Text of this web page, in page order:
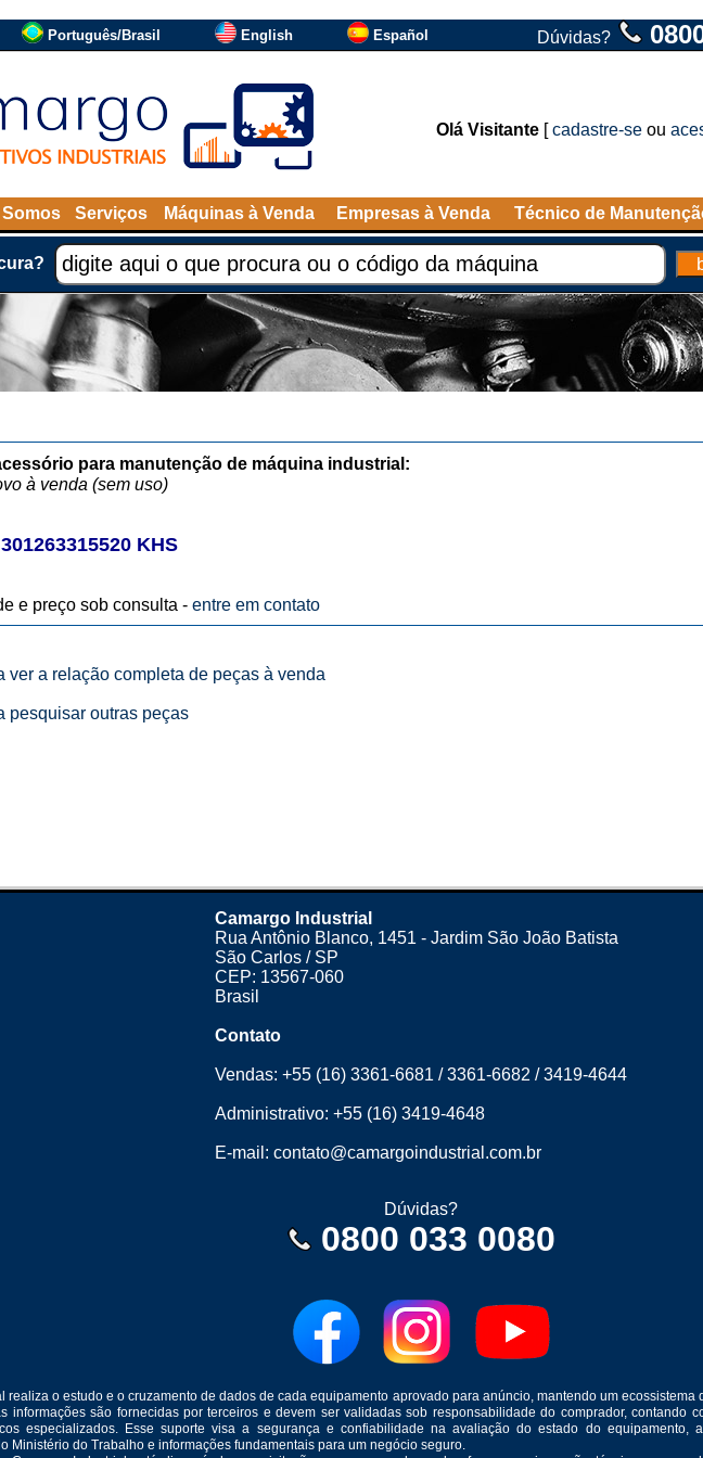
Português/Brasil English Español Dúvidas?
Olá Visitante [cadastre-se ou
Serviços Máquinas à Venda Empresas à Venda Técnico de
para manutenção de máquina industrial:
à venda (sem uso)
KHS
e preço sob consulta - entre em contato
ver a relação completa de peças à venda
pesquisar outras peças
Camargo Industrial
Rua Antônio Blanco, 1451 - Jardim São João Batista
São Carlos / SP
CEP: 13567-060
Brasil
Contato
Vendas: +55 (16) 3361-6681 /3361-6682 /3419-4644
Administrativo: +55 (16) 3419-4648
E-mail: contato@camargoindustrial.com.br
Dúvidas?
0800 033 0080
realiza o estudo e o cruzamento de dados de cada equipamento aprovado para anúncio, mantendo um
informações são fornecidas por terceiros e devem ser validadas sob responsabilidade do comprador, contando
especializados. Esse suporte visa a segurança e confiabilidade na avaliação do estado do equipamento,
Ministério do Trabalho e informações fundamentais para um negócio seguro.